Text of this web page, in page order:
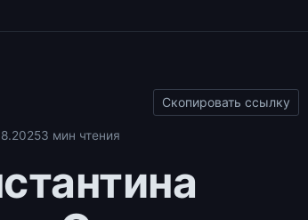
Скопировать ссылку
3 мин чтения